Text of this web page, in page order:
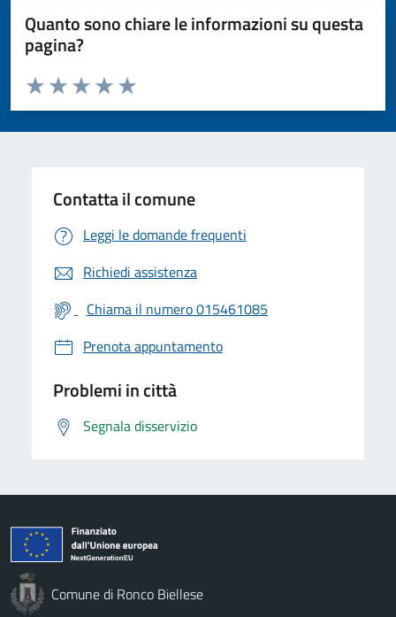
Quanto sono chiare le informazioni su questa
pagina?
Valuta da 1 a 5 stelle la pagina
Valuta 5 stelle su 5
Valuta 4 stelle su 5
Valuta 3 stelle su 5
Valuta 2 stelle su 5
Valuta 1 stelle su 5
Contatta il comune
Leggi le domande frequenti
Richiedi assistenza
Chiama il numero 015461085
Prenota appuntamento
Problemi in città
Segnala disservizio
Comune di Ronco Biellese